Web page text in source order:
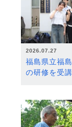
2026.07.27
福島県立福
の研修を受講